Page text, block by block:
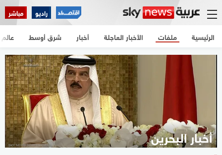
راديو مباشر
الرئيسية الأخبار العاجلة أخبار شرق أوسط عالم ملفات
أخبار البحرين